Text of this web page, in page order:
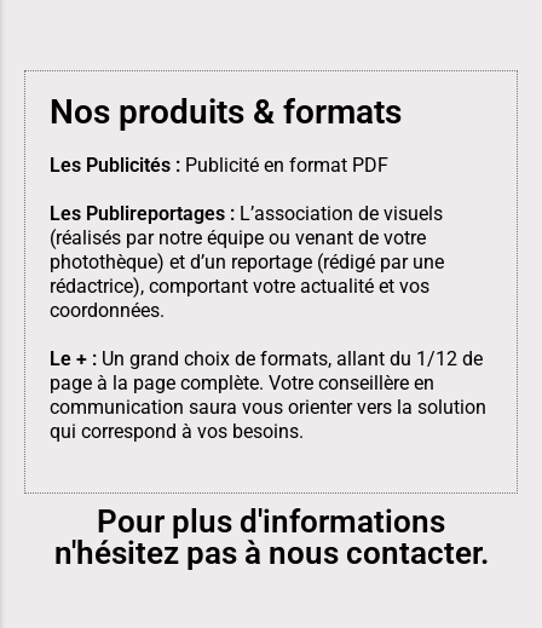
Nos produits & formats
Les Publicités : Publicité en format PDF
Les Publireportages : L’association de visuels
(réalisés par notre équipe ou venant de votre
photothèque) et d’un reportage (rédigé par une
rédactrice), comportant votre actualité et vos
coordonnées.
Le + : Un grand choix de formats, allant du 1/12 de
page à la page complète. Votre conseillère en
communication saura vous orienter vers la solution
qui correspond à vos besoins.
Pour plus d'informations
n'hésitez pas à nous contacter.